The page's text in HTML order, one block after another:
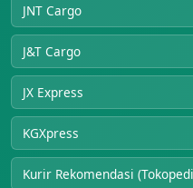
JNT Cargo
J&T Cargo
JX Express
KGXpress
Kurir Rekomendasi